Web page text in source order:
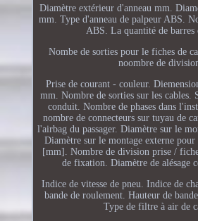
Diamètre extérieur d'anneau mm.
mm. Type d'anneau de palpeur ABS.
ABS. La quantité de barres
Nombe de sorties pour le fiches de
noombre de
Prise de courant - couleur.
mm. Nombre de sorties sur les cables.
conduit. Nombre de phases dans
nombre de connecteurs sur tuyau de
l'airbag du passager. Diamètre sur le
Diamètre sur le montage externe pour
[mm]. Nombre de division prise /
de fixation. Diamètre de alésage
Indice de vitesse de pneu. Indice de
bande de roulement. Hauteur de
Type de filtre à air de